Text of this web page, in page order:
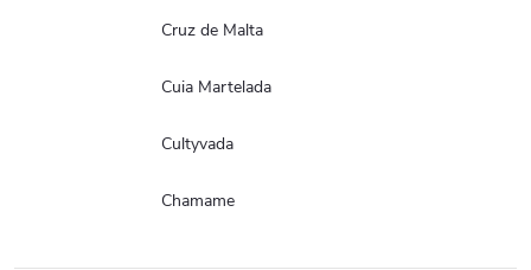
Cruz de Malta
Cuia Martelada
Cultyvada
Chamame